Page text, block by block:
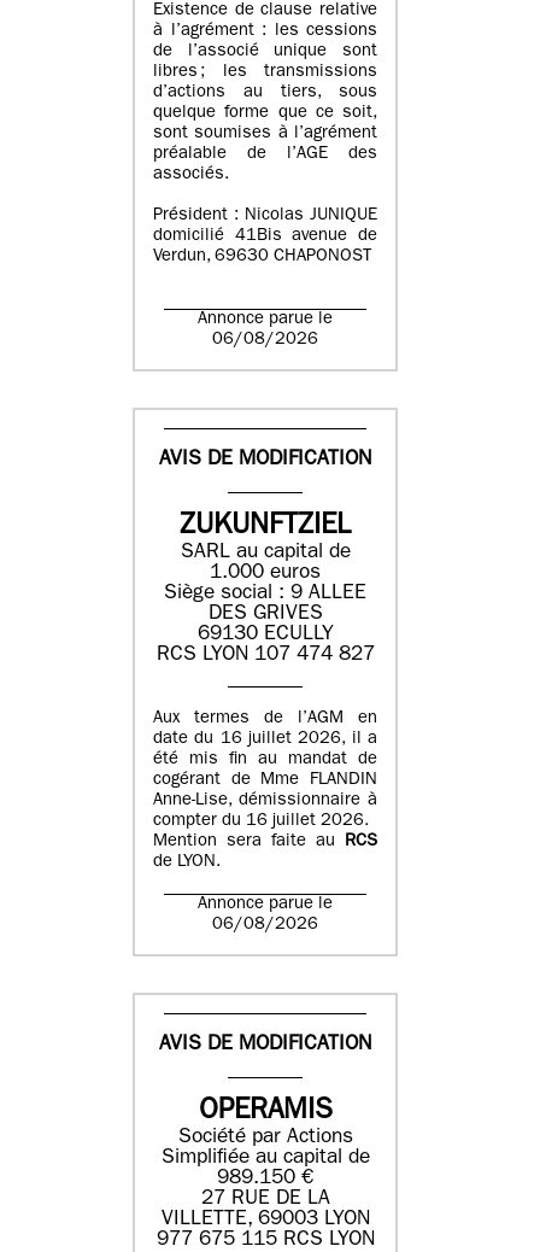
Existence de clause relative
à l’agrément : les cessions
de l’associé unique sont
libres ; les transmissions
d’actions au tiers, sous
quelque forme que ce soit,
sont soumises à l’agrément
préalable de l’AGE des
associés.
Président : Nicolas JUNIQUE
domicilié 41Bis avenue de
Verdun, 69630 CHAPONOST
Annonce parue le
06/08/2026
AVIS DE MODIFICATION
ZUKUNFTZIEL
SARL au capital de
1.000 euros
Siège social : 9 ALLEE
DES GRIVES
69130 ECULLY
RCS LYON 107 474 827
Aux termes de l’AGM en
date du 16 juillet 2026, il a
été mis fin au mandat de
cogérant de Mme FLANDIN
Anne-Lise, démissionnaire à
compter du 16 juillet 2026.
Mention sera faite au RCS
de LYON.
Annonce parue le
06/08/2026
AVIS DE MODIFICATION
OPERAMIS
Société par Actions
Simplifiée au capital de
989.150 €
27 RUE DE LA
VILLETTE, 69003 LYON
977 675 115 RCS LYON